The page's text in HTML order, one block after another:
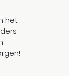
het